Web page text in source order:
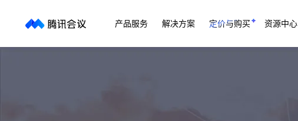
产品服务 解决方案 定价与购买 资源中心